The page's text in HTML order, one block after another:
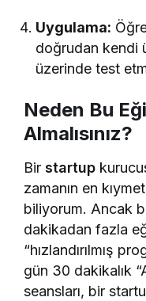
Uygulama:
doğrudan kendi
üzerinde test
Neden Bu
Almalısınız?
Birstartup
zamanın en
biliyorum. Ancak
dakikadan fazla
“hızlandırılmış
gün 30 dakikalık
seansları, bir